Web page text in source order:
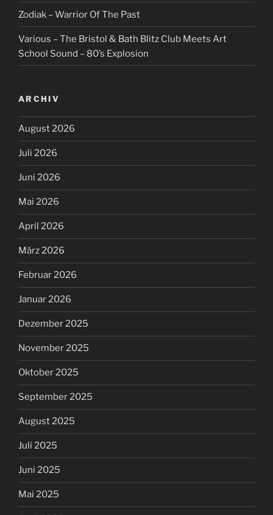
Zodiak – Warrior Of The Past
Various – The Bristol & Bath Blitz Club Meets Art
School Sound – 80’s Explosion
ARCHIV
August 2026
Juli 2026
Juni 2026
Mai 2026
April 2026
März 2026
Februar 2026
Januar 2026
Dezember 2025
November 2025
Oktober 2025
September 2025
August 2025
Juli 2025
Juni 2025
Mai 2025